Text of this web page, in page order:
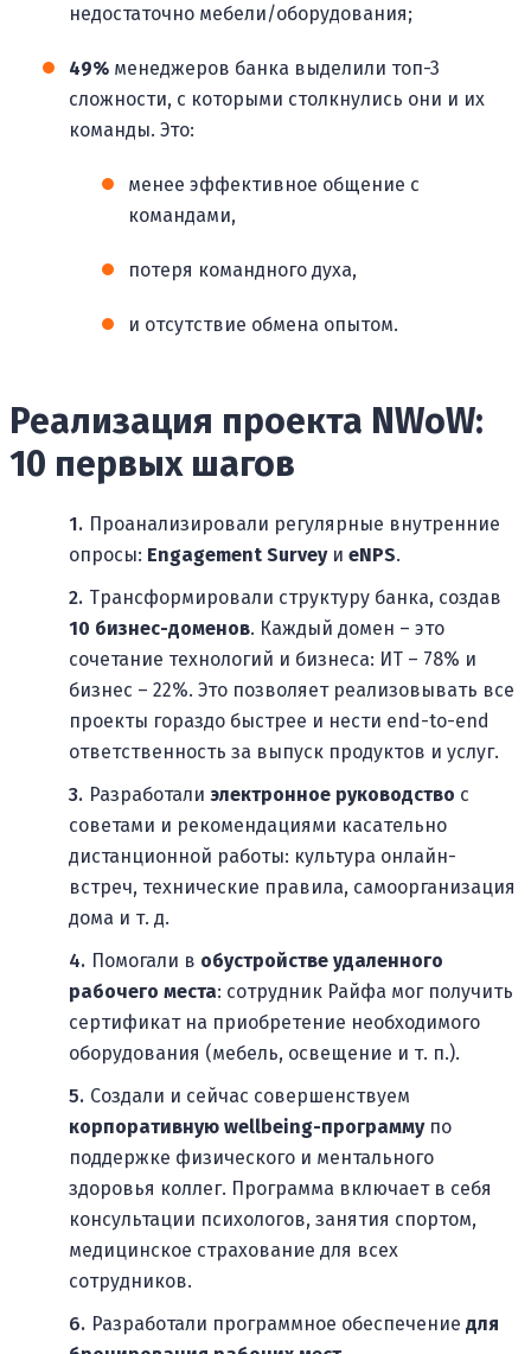
недостаточно мебели/оборудования;
49% менеджеров банка выделили топ-3
сложности, с которыми столкнулись они и их
команды. Это:
менее эффективное общение с
командами,
потеря командного духа,
и отсутствие обмена опытом.
Реализация проекта NWoW:
10 первых шагов
Проанализировали регулярные внутренние
опросы: Engagement Surveyи eNPS.
Трансформировали структуру банка, создав
10 бизнес-доменов. Каждый домен – это
сочетание технологий и бизнеса: ИТ – 78% и
бизнес – 22%. Это позволяет реализовывать все
проекты гораздо быстрее и нести end-to-end
ответственность за выпуск продуктов и услуг.
Разработали электронное руководство с
советами и рекомендациями касательно
дистанционной работы: культура онлайн-
встреч, технические правила, самоорганизация
дома и т. д.
Помогали в обустройстве удаленного
рабочего места: сотрудник Райфа мог получить
сертификат на приобретение необходимого
оборудования (мебель, освещение и т. п.).
Создали и сейчас совершенствуем
корпоративную wellbeing-программупо
поддержке физического и ментального
здоровья коллег. Программа включает в себя
консультации психологов, занятия спортом,
медицинское страхование для всех
сотрудников.
Разработали программное обеспечение для